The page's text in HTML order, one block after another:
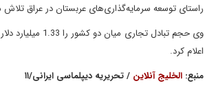
راستای توسعه سرمایه‌گذاری‌های عربستان در عراق
اعلام کرد.
منبع: الخلیج آنلاین / تحریریه دیپلماسی ایرانی/۱۱